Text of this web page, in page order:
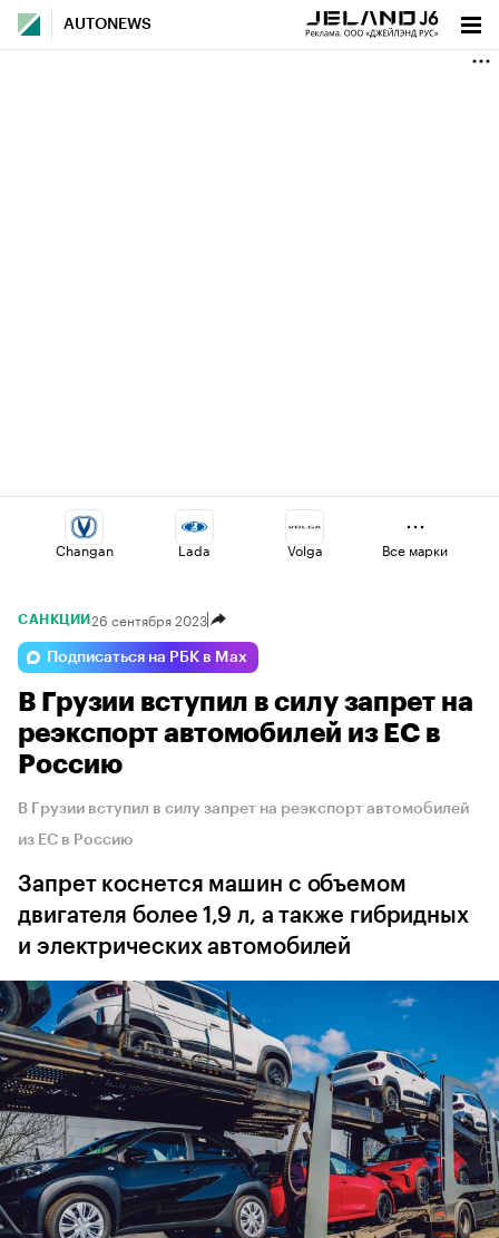
AUTONEWS
Changan Lada Volga
Jaecoo Geely
Esteo Omoda Haval
Все марки
САНКЦИИ 26 сентября 2023
Подписаться на РБК в Max
В Грузии вступил в силу запрет на
реэкспорт автомобилей из ЕС в
Россию
В Грузии вступил в силу запрет на реэкспорт автомобилей
из ЕС в Россию
Запрет коснется машин с объемом
двигателя более 1,9 л, а также гибридных
и электрических автомобилей